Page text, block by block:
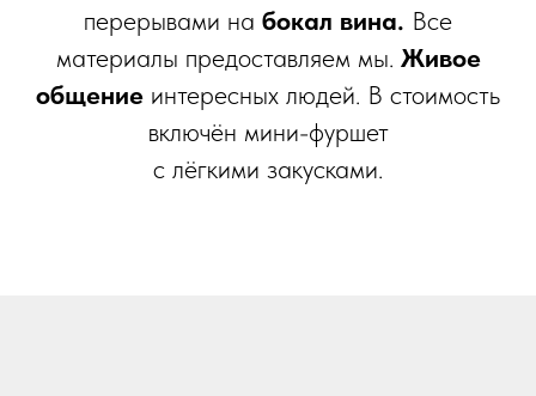
перерывами на бокал вина. Все
материалы предоставляем мы. Живое
общение интересных людей. В стоимость
включён мини-фуршет
с лёгкими закусками.